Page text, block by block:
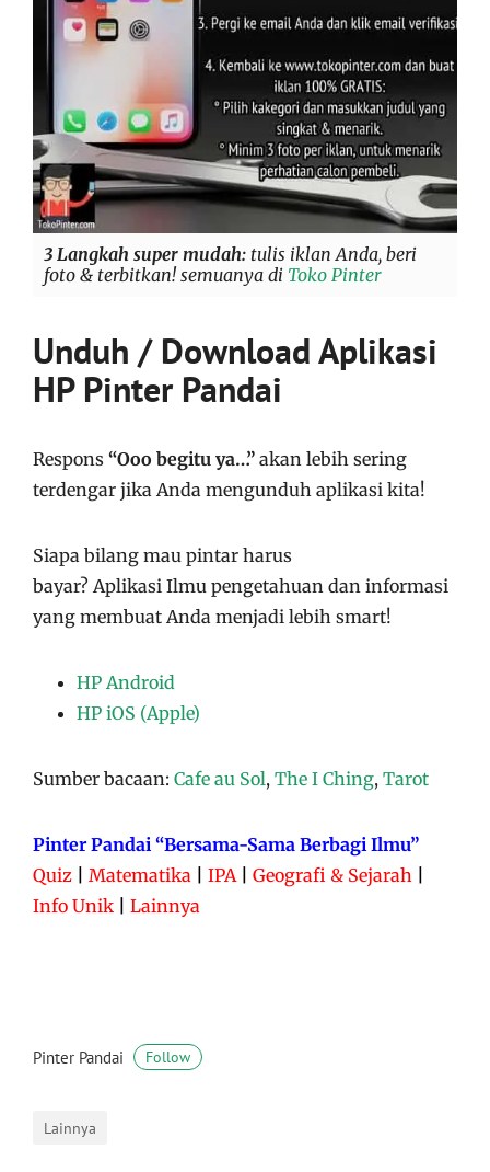
3 Langkah super mudah: tulis iklan Anda, beri
foto & terbitkan! semuanya di Toko Pinter
Unduh / Download Aplikasi
HP Pinter Pandai
Respons “Ooo begitu ya…” akan lebih sering
terdengar jika Anda mengunduh aplikasi kita!
Siapa bilang mau pintar harus
bayar? Aplikasi Ilmu pengetahuan dan informasi
yang membuat Anda menjadi lebih smart!
HP Android
HP iOS (Apple)
Sumber bacaan: Cafe au Sol, The I Ching, Tarot
Pinter Pandai “Bersama-Sama Berbagi Ilmu”
Quiz
Matematika IPA| Geografi & Sejarah
Info Unik
Lainnya
Pinter Pandai Follow
Lainnya